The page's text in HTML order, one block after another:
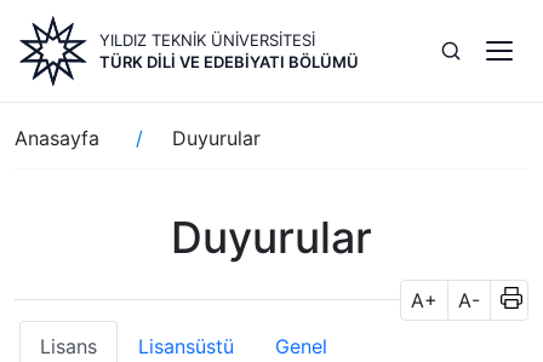
içeriğe
atla
YILDIZ TEKNİK ÜNİVERSİTESİ
TÜRK DILI VE EDEBIYATI BÖLÜMÜ
Sayfa
yolu
Anasayfa Duyurular
Duyurular
A+
A-
Lisans
Lisansüstü Genel